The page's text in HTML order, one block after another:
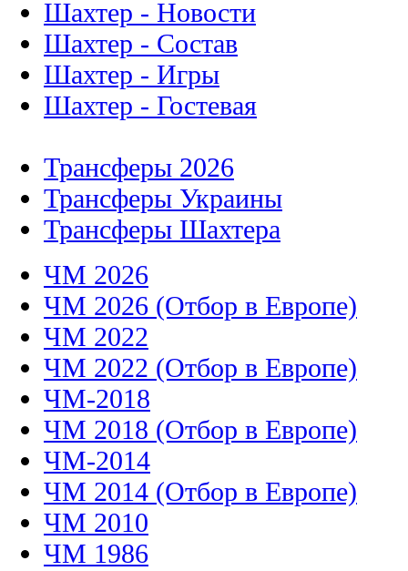
Шахтер - Новости
Шахтер - Состав
Шахтер - Игры
Шахтер - Гостевая
Трансферы 2026
Трансферы Украины
Трансферы Шахтера
ЧМ 2026
ЧМ 2026 (Отбор в Европе)
ЧМ 2022
ЧМ 2022 (Отбор в Европе)
ЧМ-2018
ЧМ 2018 (Отбор в Европе)
ЧМ-2014
ЧМ 2014 (Отбор в Европе)
ЧМ 2010
ЧМ 1986